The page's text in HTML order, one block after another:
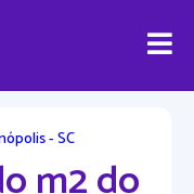
- SC